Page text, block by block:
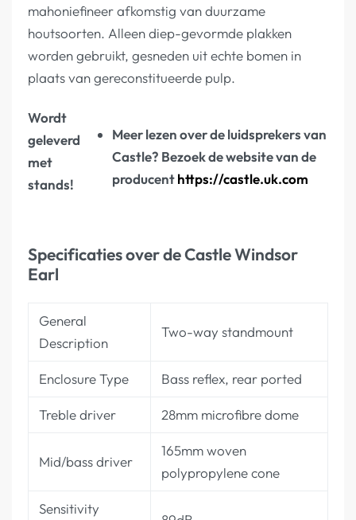
mahoniefineer afkomstig van duurzame
houtsoorten. Alleen diep-gevormde plakken
worden gebruikt, gesneden uit echte bomen in
plaats van gereconstitueerde pulp.
Wordt
geleverd
met
stands!
Meer lezen over de luidsprekers van
Castle? Bezoek de website van de
producenthttps://castle.uk.com
Specificaties over de Castle Windsor
Earl
General
Description
Two-way standmount
Enclosure Type Bass reflex, rear ported
Treble driver 28mm microfibre dome
Mid/bass driver
165mm woven
polypropylene cone
Sensitivity